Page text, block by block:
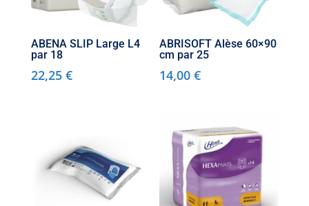
ABENA SLIP Large L4
par 18
22,25 €
ABRISOFT Alèse 60×90
cm par 25
14,00€